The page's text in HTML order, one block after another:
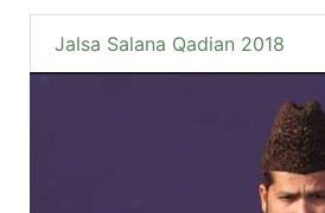
Jalsa Salana Qadian 2018